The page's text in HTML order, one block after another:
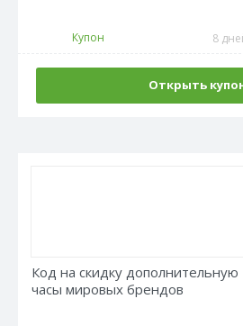
Купон 8
Открыть
Код на скидку дополнительную
часы мировых брендов